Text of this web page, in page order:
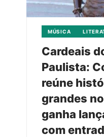
MÚSICA
Cardeais
Paulista:
reúne
grandes
ganha
com